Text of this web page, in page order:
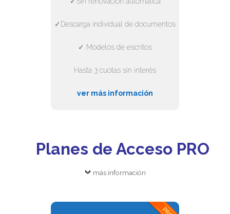
✓Descarga individual de documentos
✓ Modelos de escritos
Hasta 3 cuotas sin interés
ver más información
Planes de Acceso PRO
más información